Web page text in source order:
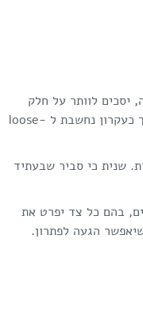
יסכים לוותר על חלק
מהדרישות לטובת אחרות, וזוהי למעשה פשרה. כאמור לעיתים היא דרך נכונה וטובה לסיים מחלוקת אך כעקרון נחשבת ל loose-
שנית כי סביר שבעתיד
בהם כל צד יפרט את
הגעה לפתרון.